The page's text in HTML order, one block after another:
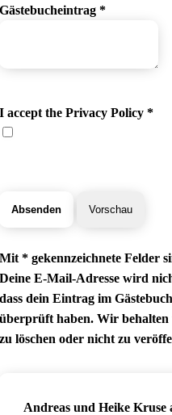
Gästebucheintrag*
I accept the Privacy Policy*
Mit * gekennzeichnete Felder
Deine E-Mail-Adresse wird
dass dein Eintrag im
überprüft haben. Wir behalten
zu löschen oder nicht zu
Andreas und Heike Kruse